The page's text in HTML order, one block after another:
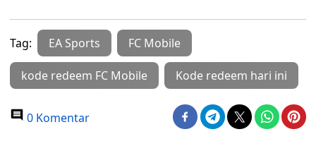
Tag: EA Sports FC Mobile
kode redeem FC Mobile Kode redeem hari ini
0 Komentar